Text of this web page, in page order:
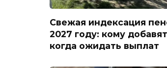
Свежая индексация
2027 году: кому добавят
когда ожидать выплат